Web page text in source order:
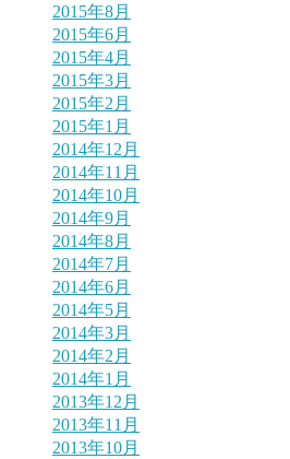
2015年8月
2015年6月
2015年4月
2015年3月
2015年2月
2015年1月
2014年12月
2014年11月
2014年10月
2014年9月
2014年8月
2014年7月
2014年6月
2014年5月
2014年3月
2014年2月
2014年1月
2013年12月
2013年11月
2013年10月